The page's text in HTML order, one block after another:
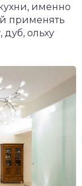
именно
применять
ольху